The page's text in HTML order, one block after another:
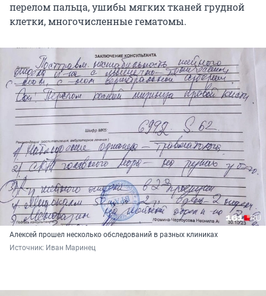
перелом пальца, ушибы мягких тканей грудной
клетки, многочисленные гематомы.
Алексей прошел несколько обследований в разных клиниках
Источник: Иван Маринец